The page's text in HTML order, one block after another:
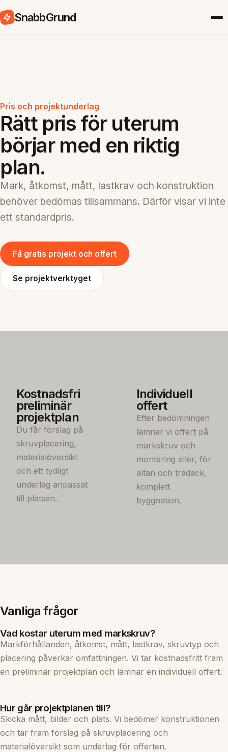
SnabbGrund
Pris och projektunderlag
Rätt pris för uterum
börjar med en riktig
plan.
Mark, åtkomst, mått, lastkrav och konstruktion
behöver bedömas tillsammans. Därför visar vi inte
ett standardpris.
Få gratis projekt och offert
Se projektverktyget
Kostnadsfri
preliminär
projektplan
Du får förslag på
skruvplacering,
materialöversikt
och ett tydligt
underlag anpassat
till platsen.
Individuell
offert
Efter bedömningen
lämnar vi offert på
markskruv och
montering eller, för
altan och trädäck,
komplett
byggnation.
Vanliga frågor
Vad kostar uterum med markskruv?
Markförhållanden, åtkomst, mått, lastkrav, skruvtyp och
placering påverkar omfattningen. Vi tar kostnadsfritt fram
en preliminär projektplan och lämnar en individuell offert.
Hur går projektplanen till?
Skicka mått, bilder och plats. Vi bedömer konstruktionen
och tar fram förslag på skruvplacering och
materialöversikt som underlag för offerten.